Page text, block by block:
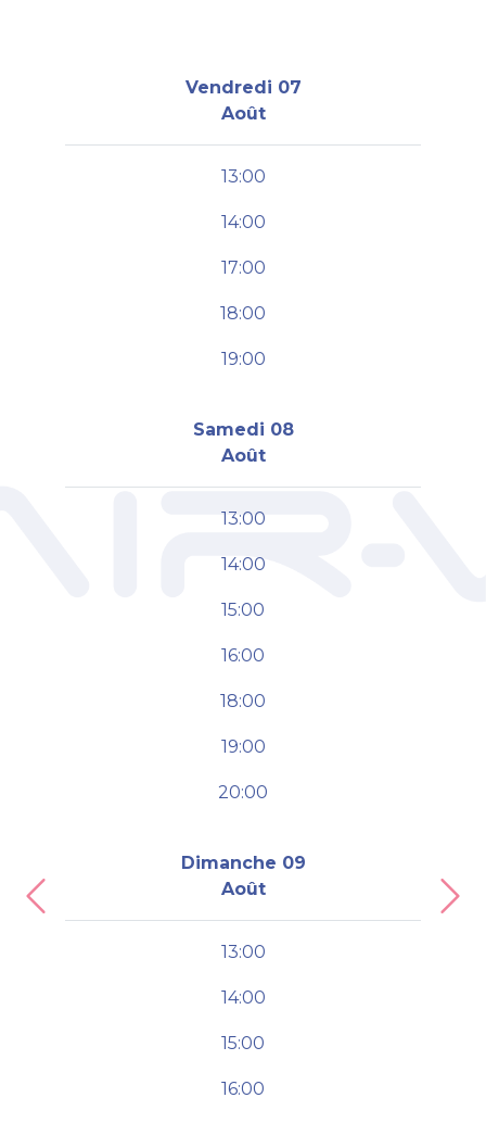
Vendredi 07
Août
13:00
14:00
17:00
18:00
19:00
Samedi 08
Août
13:00
14:00
15:00
16:00
18:00
19:00
20:00
Dimanche 09
Août
13:00
14:00
15:00
16:00
Previous